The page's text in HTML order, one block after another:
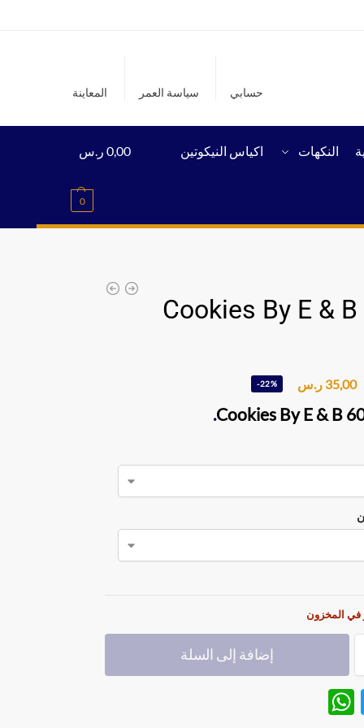
حسابي سياسة العمر المعاينة
النكهات اكياس النيكوتين 0,00 ر.س
0
Cookies By E &
35,00 ر.س -22%
Cookies By E & B
.
في المخزون
إضافة إلى السلة
T